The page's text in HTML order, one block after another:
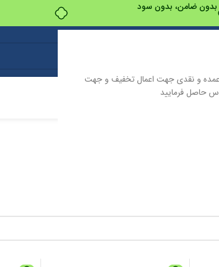
و نقدی جهت اعمال تخفیف و جهت
بدون ضامن، بدون سود